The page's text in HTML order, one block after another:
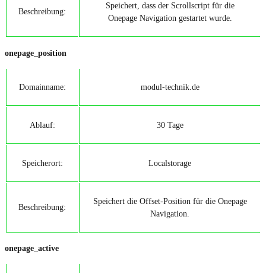
Beschreibung:
Speichert, dass der Scrollscript für die
Onepage Navigation gestartet wurde.
onepage_position
Domainname: modul-technik.de
Ablauf: 30 Tage
Speicherort: Localstorage
Beschreibung:
Speichert die Offset-Position für die Onepage
Navigation.
onepage_active